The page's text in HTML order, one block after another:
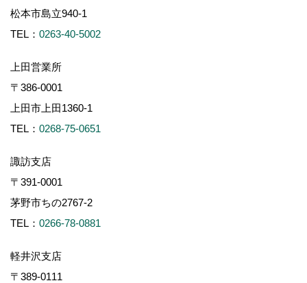
松本市島立940-1
TEL： 0263-40-5002
上田営業所
〒386-0001
上田市上田1360-1
TEL： 0268-75-0651
諏訪支店
〒391-0001
茅野市ちの2767-2
TEL： 0266-78-0881
軽井沢支店
〒389-0111